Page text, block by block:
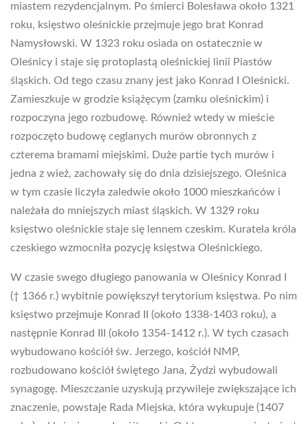
miastem rezydencjalnym. Po śmierci Bolesława około 1321
roku, księstwo oleśnickie przejmuje jego brat Konrad
Namysłowski. W 1323 roku osiada on ostatecznie w
Oleśnicy i staje się protoplastą oleśnickiej linii Piastów
śląskich. Od tego czasu znany jest jako Konrad I Oleśnicki.
Zamieszkuje w grodzie książęcym (zamku oleśnickim) i
rozpoczyna jego rozbudowę. Również wtedy w mieście
rozpoczęto budowę ceglanych murów obronnych z
czterema bramami miejskimi. Duże partie tych murów i
jedna z wież, zachowały się do dnia dzisiejszego. Oleśnica
w tym czasie liczyła zaledwie około 1000 mieszkańców i
należała do mniejszych miast śląskich. W 1329 roku
księstwo oleśnickie staje się lennem czeskim. Kuratela króla
czeskiego wzmocniła pozycję księstwa Oleśnickiego.
W czasie swego długiego panowania w Oleśnicy Konrad I
(† 1366 r.) wybitnie powiększył terytorium księstwa. Po nim
księstwo przejmuje Konrad II (około 1338-1403 roku), a
następnie Konrad III (około 1354-1412 r.). W tych czasach
wybudowano kościół św. Jerzego, kościół NMP,
rozbudowano kościół świętego Jana, Żydzi wybudowali
synagogę. Mieszczanie uzyskują przywileje zwiększające ich
znaczenie, powstaje Rada Miejska, która wykupuje (1407